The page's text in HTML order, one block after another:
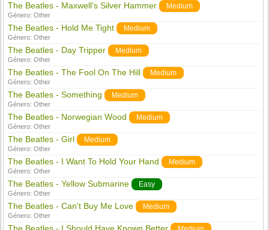
The Beatles - Maxwell's Silver Hammer Medium
Género:Other
The Beatles - Hold Me Tight Medium
Género:Other
The Beatles - Day Tripper Medium
Género:Other
The Beatles - The Fool On The Hill Medium
Género:Other
The Beatles - Something Medium
Género:Other
The Beatles - Norwegian Wood Medium
Género:Other
The Beatles - Girl Medium
Género:Other
The Beatles - I Want To Hold Your Hand Medium
Género:Other
The Beatles - Yellow Submarine Easy
Género:Other
The Beatles - Can't Buy Me Love Medium
Género:Other